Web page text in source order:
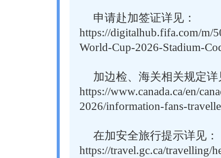
申请赴加签证详见：
https://digitalhub.fifa.com/m/
World-Cup-2026-Stadium-
加边检、海关相关规定详
https://www.canada.ca/en/
2026/information-fans-
在加安全旅行提示详见：
https://travel.gc.ca/travelling/